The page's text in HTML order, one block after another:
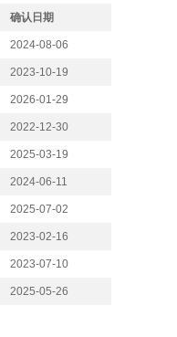
确认日期
2024-08-06
2023-10-19
2026-01-29
2022-12-30
2025-03-19
2024-06-11
2025-07-02
2023-02-16
2023-07-10
2025-05-26